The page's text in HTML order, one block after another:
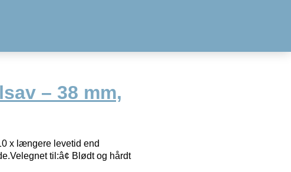
– 38 mm,
x længere levetid end
til:â¢ Blødt og hårdt